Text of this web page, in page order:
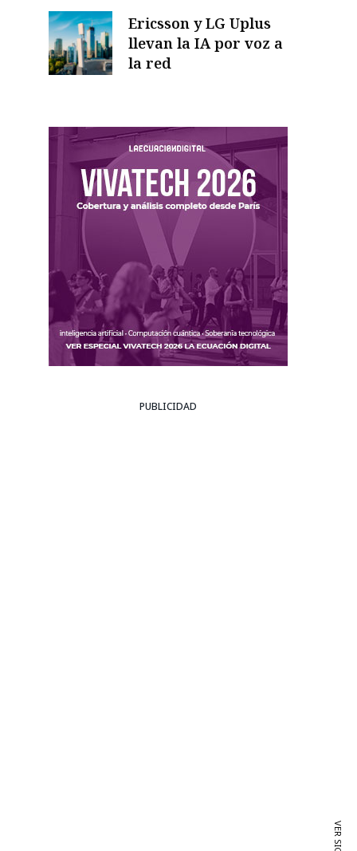
Ericsson y LG Uplus
llevan la IA por voz a
la red
PUBLICIDAD